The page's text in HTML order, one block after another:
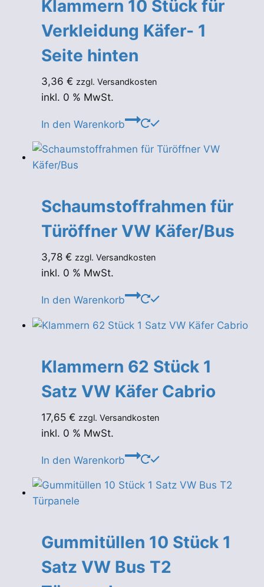
Klammern 10 Stück für
Verkleidung Käfer- 1
Seite hinten
3,36 € zzgl. Versandkosten
inkl. 0 % MwSt.
In den Warenkorb
Schaumstoffrahmen für
Türöffner VW Käfer/Bus
3,78 € zzgl. Versandkosten
inkl. 0 % MwSt.
In den Warenkorb
Klammern 62 Stück 1
Satz VW Käfer Cabrio
17,65 € zzgl. Versandkosten
inkl. 0 % MwSt.
In den Warenkorb
Gummitüllen 10 Stück 1
Satz VW Bus T2